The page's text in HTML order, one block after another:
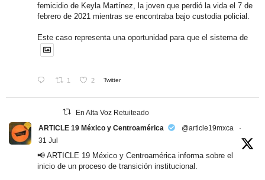
femicidio de Keyla Martínez, la joven que perdió la vida el 7 de
febrero de 2021 mientras se encontraba bajo custodia policial.
Este caso representa una oportunidad para que el sistema de
1 2 Twitter
En Alta Voz Retuiteado
ARTICLE 19 México y Centroamérica
@article19mxca
·
31 Jul
📢 ARTICLE 19 México y Centroamérica informa sobre el
inicio de un proceso de transición institucional.